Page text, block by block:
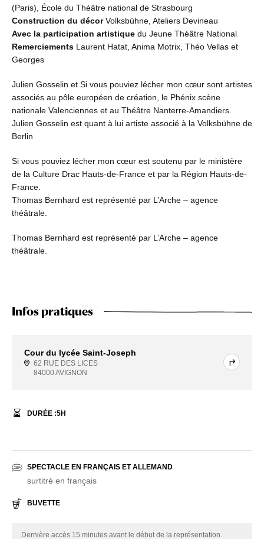
(Paris), École du Théâtre national de Strasbourg
Construction du décorVolksbühne, Ateliers Devineau
Avec la participation artistique du Jeune Théâtre National
Remerciements Laurent Hatat, Anima Motrix, Théo Vellas et
Georges
Julien Gosselin et Si vous pouviez lécher mon cœur sont artistes
associés au pôle européen de création, le Phénix scène
nationale Valenciennes et au Théâtre Nanterre-Amandiers.
Julien Gosselin est quant à lui artiste associé à la Volksbühne de
Berlin
Si vous pouviez lécher mon cœur est soutenu par le ministère
de la Culture Drac Hauts-de-France et par la Région Hauts-de-
France.
Thomas Bernhard est représenté par L’Arche – agence
théâtrale.
Thomas Bernhard est représenté par L’Arche – agence
théâtrale.
Infos pratiques
Cour du lycée Saint-Joseph
62 RUE DES LICES
84000 AVIGNON
DURÉE :5H
SPECTACLE EN FRANÇAIS ET ALLEMAND
surtitré en français
BUVETTE
Dernière accès 15 minutes avant le début de la représentation.